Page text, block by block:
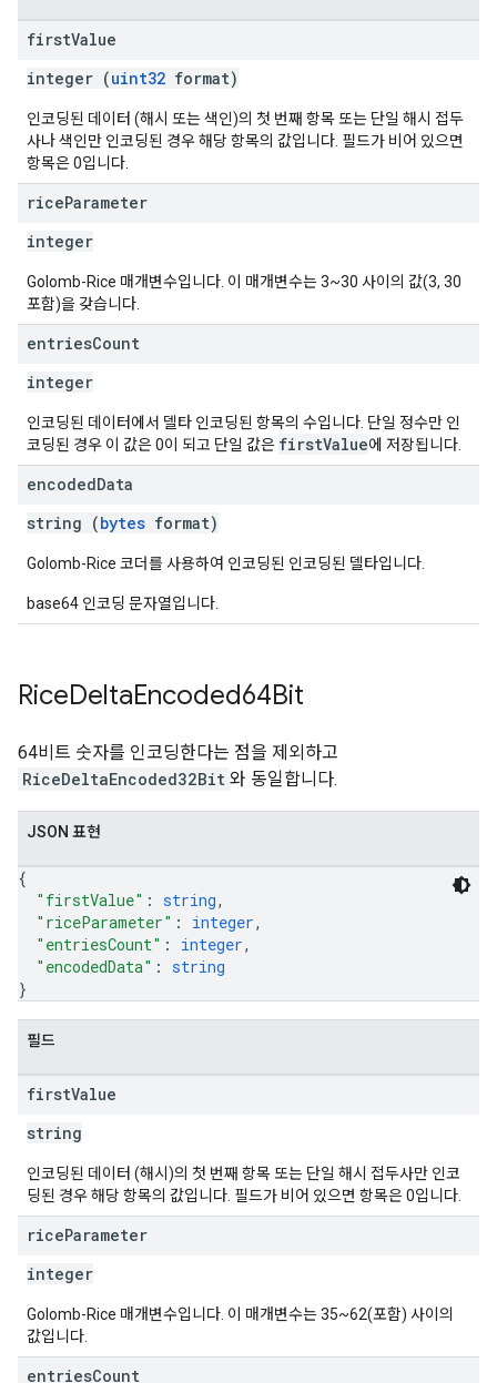
firstValue
integer (uint32 format)
인코딩된 데이터 (해시 또는 색인)의 첫 번째 항목 또는 단일 해시 접두
사나 색인만 인코딩된 경우 해당 항목의 값입니다. 필드가 비어 있으면
항목은 0입니다.
riceParameter
integer
Golomb-Rice 매개변수입니다. 이 매개변수는 3~30 사이의 값(3, 30
포함)을 갖습니다.
entriesCount
integer
인코딩된 데이터에서 델타 인코딩된 항목의 수입니다. 단일 정수만 인
코딩된 경우 이 값은 0이 되고 단일 값은 firstValue에 저장됩니다.
encodedData
string (bytes format)
Golomb-Rice 코더를 사용하여 인코딩된 인코딩된 델타입니다.
base64 인코딩 문자열입니다.
RiceDeltaEncoded64Bit
64비트 숫자를 인코딩한다는 점을 제외하고
RiceDeltaEncoded32Bit 와 동일합니다.
JSON 표현
{
"firstValue" : string,
"riceParameter" : integer,
"entriesCount" : integer,
"encodedData" : string
}
필드
firstValue
string
인코딩된 데이터 (해시)의 첫 번째 항목 또는 단일 해시 접두사만 인코
딩된 경우 해당 항목의 값입니다. 필드가 비어 있으면 항목은 0입니다.
riceParameter
integer
Golomb-Rice 매개변수입니다. 이 매개변수는 35~62(포함) 사이의
값입니다.
entriesCount